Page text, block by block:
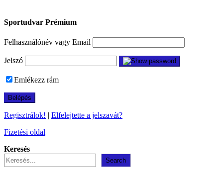
Sportudvar Prémium
Felhasználónév vagy Email
Jelszó
Emlékezz rám
Regisztrálok! | Elfelejtette a jelszavát?
Fizetési oldal
Keresés
Search